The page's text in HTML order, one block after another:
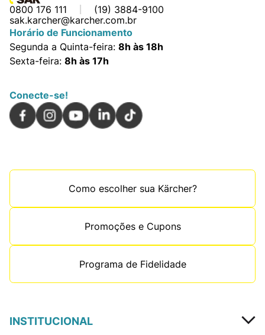
0800 176 111
(19) 3884-9100
sak.karcher@karcher.com.br
Horário de Funcionamento
Segunda a Quinta-feira: 8h às 18h
Sexta-feira: 8h às 17h
Conecte-se!
Como escolher sua Kärcher?
Promoções e Cupons
Programa de Fidelidade
INSTITUCIONAL